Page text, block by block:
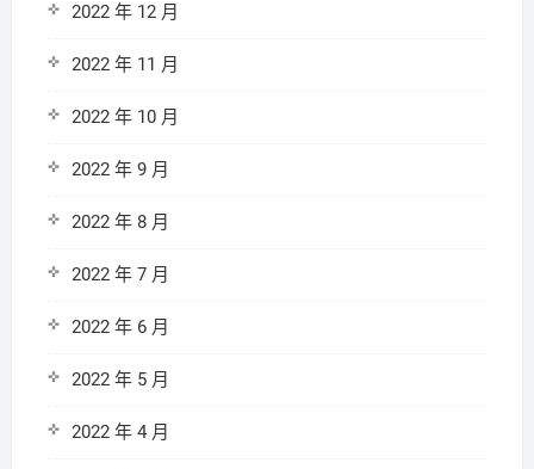
2022 年 12 月
2022 年 11 月
2022 年 10 月
2022 年 9 月
2022 年 8 月
2022 年 7 月
2022 年 6 月
2022 年 5 月
2022 年 4 月